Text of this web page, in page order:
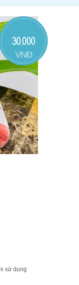
30.000
VNĐ
sử dụng